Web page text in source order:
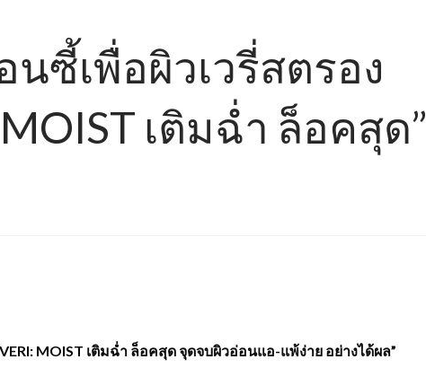
นซี้เพื่อผิวเวรี่สตรอง
เติมฉ่ำ ล็อคสุด”
MOIST เติมฉ่ำ ล็อคสุด จุดจบผิวอ่อนแอ-แพ้ง่าย อย่างได้ผล”